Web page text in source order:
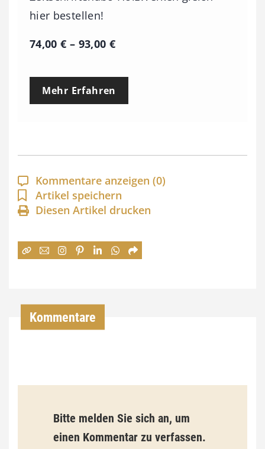
hier bestellen!
74,00€ – 93,00 €P
e
p
a
n
n
:
€
i
s
Mehr Erfahren
Kommentare anzeigen (0)
Artikel speichern
Diesen Artikel drucken
Kommentare
Bitte melden Sie sich an, um
einen Kommentar zu verfassen.